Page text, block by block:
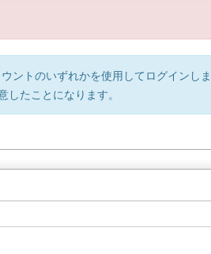
ントのいずれかを使用してログインし
したことになります。